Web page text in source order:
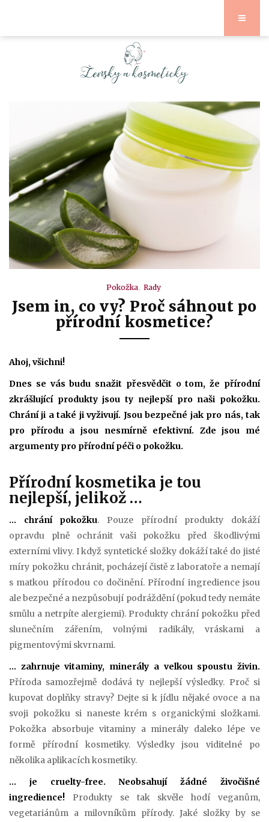
Pokožka Rady
Jsem in, co vy? Proč sáhnout po
přírodní kosmetice?
Ahoj, všichni!
Dnes se vás budu snažit přesvědčit o tom, že přírodní
zkrášlující produkty jsou ty nejlepší pro naši pokožku.
Chrání ji a také ji vyživují. Jsou bezpečné jak pro nás, tak
pro přírodu a jsou nesmírně efektivní. Zde jsou mé
argumenty pro přírodní péči o pokožku.
Přírodní kosmetika je tou
nejlepší, jelikož …
… chrání pokožku. Pouze přírodní produkty dokáží
opravdu plně ochránit vaši pokožku před škodlivými
externími vlivy. I když syntetické složky dokáží také do jisté
míry pokožku chránit, pocházejí čistě z laboratoře a nemají
s matkou přírodou co dočinění. Přírodní ingredience jsou
ale bezpečné a nezpůsobují podráždění (pokud tedy nemáte
smůlu a netrpíte alergiemi). Produkty chrání pokožku před
slunečním zářením, volnými radikály, vráskami a
pigmentovými skvrnami.
… zahrnuje vitaminy, minerály a velkou spoustu živin.
Příroda samozřejmě dodává ty nejlepší výsledky. Proč si
kupovat doplňky stravy? Dejte si k jídlu nějaké ovoce a na
svoji pokožku si naneste krém s organickými složkami.
Pokožka absorbuje vitaminy a minerály daleko lépe ve
formě přírodní kosmetiky. Výsledky jsou viditelné po
několika aplikacích kosmetiky.
… je cruelty-free. Neobsahují žádné živočišné
ingredience! Produkty se tak skvěle hodí veganům,
vegetariánům a milovníkům přírody. Jaké složky by se